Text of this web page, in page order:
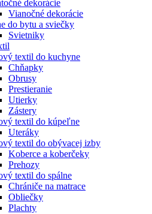
dekorácie
Vianočné dekorácie
do bytu a sviečky
Svietniky
textil do kuchyne
Chňapky
Obrusy
Prestieranie
Utierky
Zástery
textil do kúpeľne
Uteráky
textil do obývacej izby
Koberce a koberčeky
Prehozy
textil do spálne
Chrániče na matrace
Obliečky
Plachty